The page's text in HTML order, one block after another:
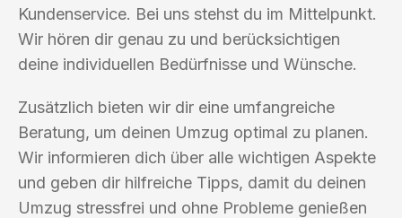
Kundenservice. Bei uns stehst du im Mittelpunkt.
Wir hören dir genau zu und berücksichtigen
deine individuellen Bedürfnisse und Wünsche.
Zusätzlich bieten wir dir eine umfangreiche
Beratung, um deinen Umzug optimal zu planen.
Wir informieren dich über alle wichtigen Aspekte
und geben dir hilfreiche Tipps, damit du deinen
Umzug stressfrei und ohne Probleme genießen